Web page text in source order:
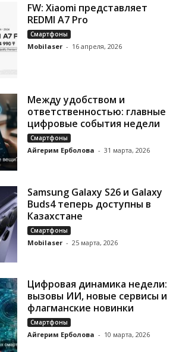
FW: Xiaomi представляет
REDMI A7 Pro
Смартфоны
Mobilaser - 16 апреля, 2026
Между удобством и
ответственностью: главные
цифровые события недели
Смартфоны
Айгерим Ерболова - 31 марта, 2026
Samsung Galaxy S26 и Galaxy
Buds4 теперь доступны в
Казахстане
Смартфоны
Mobilaser - 25 марта, 2026
Цифровая динамика недели:
вызовы ИИ, новые сервисы и
флагманские новинки
Смартфоны
Айгерим Ерболова - 10 марта, 2026